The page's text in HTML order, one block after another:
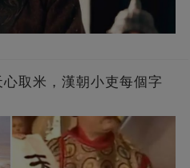
取米，漢朝小吏每個字